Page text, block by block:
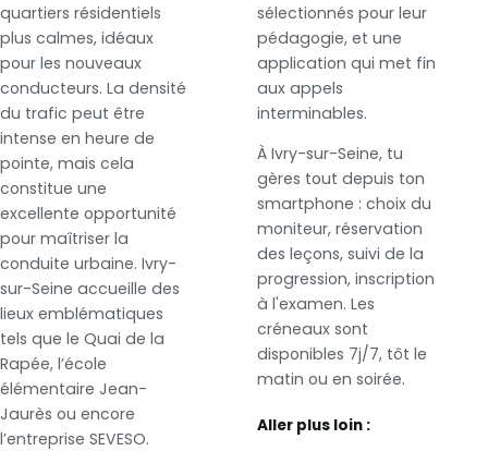
quartiers résidentiels
plus calmes, idéaux
pour les nouveaux
conducteurs. La densité
du trafic peut être
intense en heure de
pointe, mais cela
constitue une
excellente opportunité
pour maîtriser la
conduite urbaine. Ivry-
sur-Seine accueille des
lieux emblématiques
tels que le Quai de la
Rapée, l’école
élémentaire Jean-
Jaurès ou encore
l’entreprise SEVESO.
sélectionnés pour leur
pédagogie, et une
application qui met fin
aux appels
interminables.
À Ivry-sur-Seine, tu
gères tout depuis ton
smartphone : choix du
moniteur, réservation
des leçons, suivi de la
progression, inscription
à l'examen. Les
créneaux sont
disponibles 7j/7, tôt le
matin ou en soirée.
Aller plus loin :